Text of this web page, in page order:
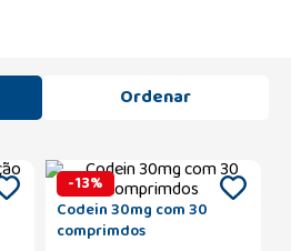
-13%
Codein 30mg com 30
comprimdos